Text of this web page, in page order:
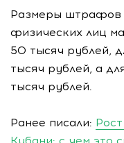
Размеры штрафов
физических лиц
50 тысяч рублей,
тысяч рублей, а
тысяч рублей.
Ранее писали: